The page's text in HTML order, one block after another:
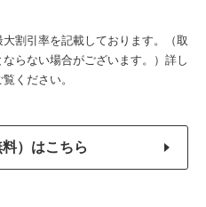
割引率を記載しております。（取
らない場合がございます。）詳し
ください。
）はこちら